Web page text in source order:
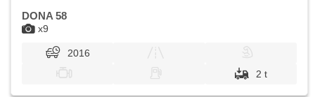
x9
DONA 58
2016
2 t